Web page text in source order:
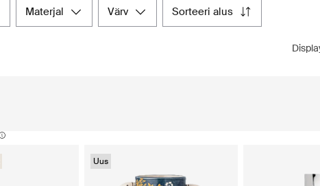
materjal värv sorteeri alus
Uus